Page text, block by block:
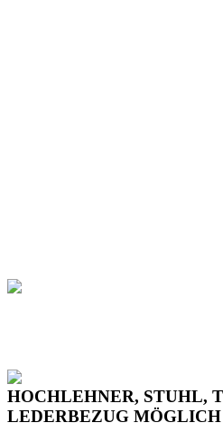
HOCHLEHNER, STUHL,
LEDERBEZUG MÖGLICH